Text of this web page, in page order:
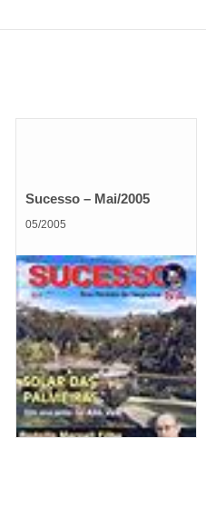
Sucesso – Mai/2005
05/2005